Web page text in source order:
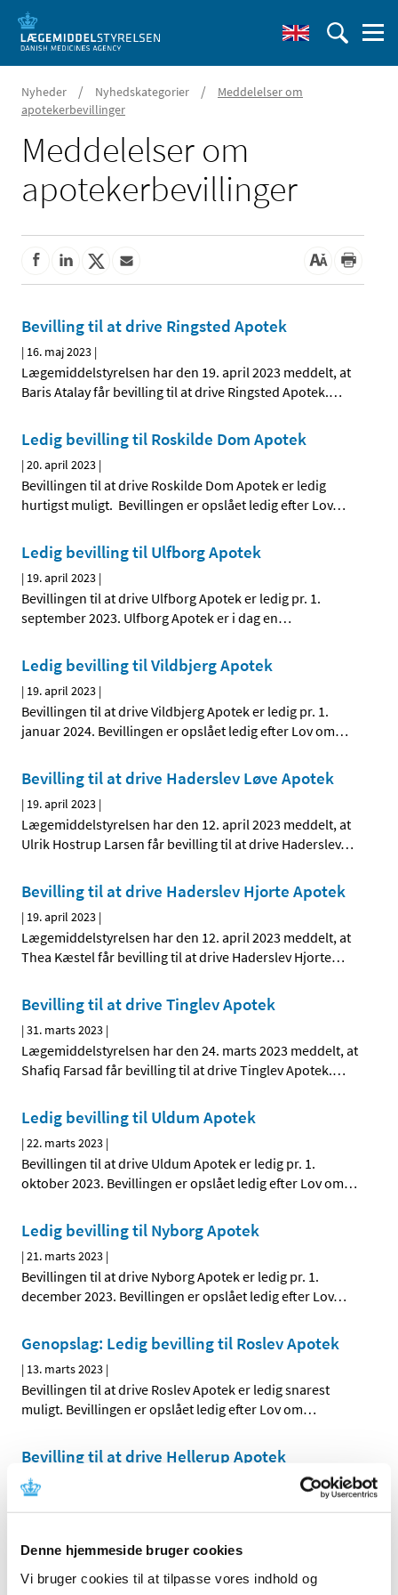
Denne hjemmeside bruger cookies
Vi bruger cookies til at tilpasse vores indhold og
Nyheder / Nyhedskategorier /
Meddelelser om
apotekerbevillinger
Meddelelser om
apotekerbevillinger
Bevilling til at drive Ringsted Apotek
| 16. maj 2023 |
Lægemiddelstyrelsen har den 19. april 2023 meddelt, at
Baris Atalay får bevilling til at drive Ringsted Apotek.…
Ledig bevilling til Roskilde Dom Apotek
|20. april 2023 |
Bevillingen til at drive Roskilde Dom Apotek er ledig
hurtigst muligt. Bevillingen er opslået ledig efter Lov…
Ledig bevilling til Ulfborg Apotek
| 19. april 2023 |
Bevillingen til at drive Ulfborg Apotek er ledig pr. 1.
september 2023. Ulfborg Apotek er i dag en…
Ledig bevilling til Vildbjerg Apotek
| 19. april 2023 |
Bevillingen til at drive Vildbjerg Apotek er ledig pr. 1.
januar 2024. Bevillingen er opslået ledig efter Lov om…
Bevilling til at drive Haderslev Løve Apotek
| 19. april 2023 |
Lægemiddelstyrelsen har den 12. april 2023 meddelt, at
Ulrik Hostrup Larsen får bevilling til at drive Haderslev…
Bevilling til at drive Haderslev Hjorte Apotek
| 19. april 2023 |
Lægemiddelstyrelsen har den 12. april 2023 meddelt, at
Thea Kæstel får bevilling til at drive Haderslev Hjorte…
Bevilling til at drive Tinglev Apotek
|31. marts 2023 |
Lægemiddelstyrelsen har den 24. marts 2023 meddelt, at
Shafiq Farsad får bevilling til at drive Tinglev Apotek.…
Ledig bevilling til Uldum Apotek
|22. marts 2023 |
Bevillingen til at drive Uldum Apotek er ledig pr. 1.
oktober 2023. Bevillingen er opslået ledig efter Lov om…
Ledig bevilling til Nyborg Apotek
|21. marts 2023 |
Bevillingen til at drive Nyborg Apotek er ledig pr. 1.
december 2023. Bevillingen er opslået ledig efter Lov…
Genopslag: Ledig bevilling til Roslev Apotek
| 13. marts 2023 |
Bevillingen til at drive Roslev Apotek er ledig snarest
muligt. Bevillingen er opslået ledig efter Lov om…
Bevilling til at drive Hellerup Apotek
|10. marts 2023
Lægemiddelstyrelsen har den 21. februar 2023 meddelt,
Ledig bevilling til Roslev Apotek